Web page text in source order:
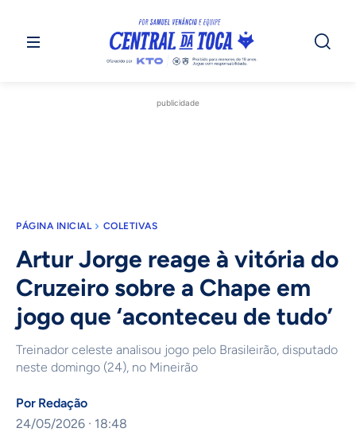
publicidade
PÁGINA INICIAL COLETIVAS
Artur Jorge reage à vitória do
Cruzeiro sobre a Chape em
jogo que ‘aconteceu de tudo’
Treinador celeste analisou jogo pelo Brasileirão, disputado
neste domingo (24), no Mineirão
Por Redação
24/05/2026 · 18:48